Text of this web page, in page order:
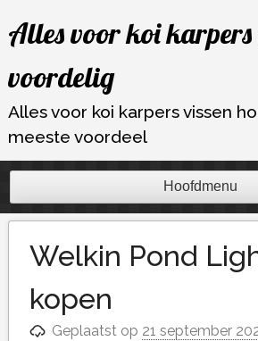
naar
inhoud
Alles voor koi karpers
voordelig
Alles voor koi karpers vissen
meeste voordeel
Hoofdmenu
Welkin Pond
kopen
Geplaatst op 21 september